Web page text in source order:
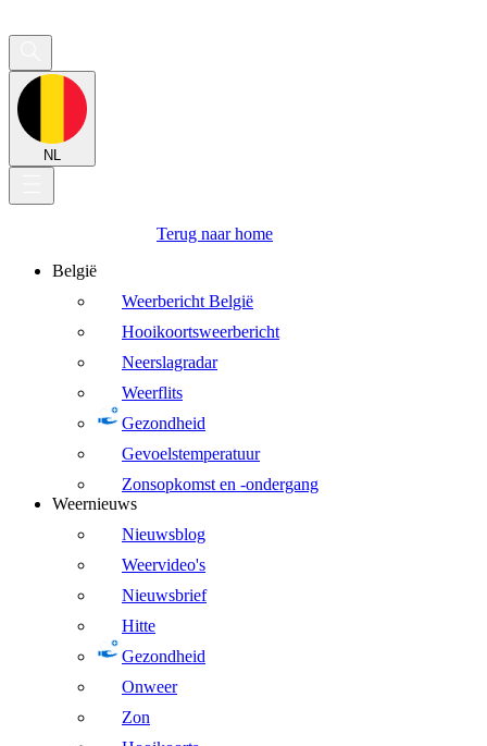
NL
Terug naar home
België
Weerbericht België
Hooikoortsweerbericht
Neerslagradar
Weerflits
Gezondheid
Gevoelstemperatuur
Zonsopkomst en -ondergang
Weernieuws
Nieuwsblog
Weervideo's
Nieuwsbrief
Hitte
Gezondheid
Onweer
Zon